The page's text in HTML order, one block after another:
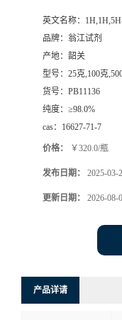
英文名称：
品牌： 翁江试剂
产地： 韶关
型号： 25克,100克
货号： PB11136
纯度： ≥98.0%
cas： 16627-71-7
价格： ￥320.0/瓶
发布日期： 2025-03-
更新日期： 2026-08-
产品详请